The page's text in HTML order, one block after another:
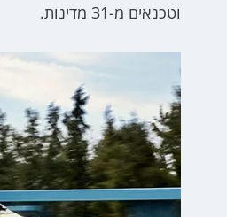
וטכנאים מ-31 מדינות.